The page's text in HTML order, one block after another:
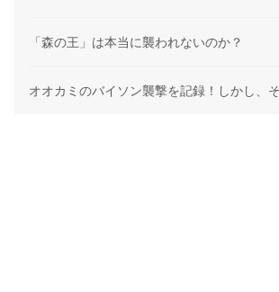
「森の王」は本当に襲われないのか？
オオカミのバイソン襲撃を記録！しかし、